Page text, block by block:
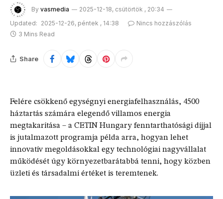
By vasmedia
2025-12-18, csütörtök , 20:34
Updated: 2025-12-26, péntek , 14:38
Nincs hozzászólás
3 Mins Read
Share
Felére csökkenő egységnyi energiafelhasználás, 4500
háztartás számára elegendő villamos energia
megtakarítása – a CETIN Hungary fenntarthatósági díjjal
is jutalmazott programja példa arra, hogyan lehet
innovatív megoldásokkal egy technológiai nagyvállalat
működését úgy környezetbarátabbá tenni, hogy közben
üzleti és társadalmi értéket is teremtenek.